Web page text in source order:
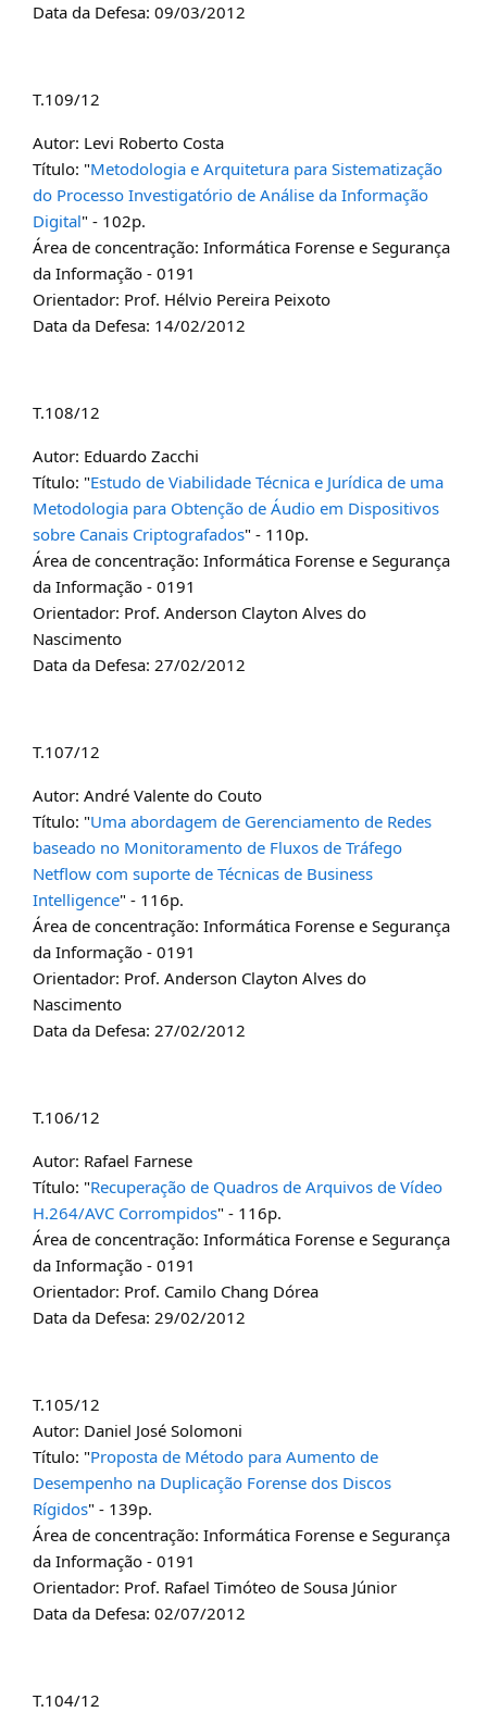
Data da Defesa: 09/03/2012
T.109/12
Autor: Levi Roberto Costa
Título: "Metodologia e Arquitetura para Sistematização
do Processo Investigatório de Análise da Informação
Digital" - 102p.
Área de concentração: Informática Forense e Segurança
da Informação - 0191
Orientador: Prof. Hélvio Pereira Peixoto
Data da Defesa: 14/02/2012
T.108/12
Autor: Eduardo Zacchi
Título: "Estudo de Viabilidade Técnica e Jurídica de uma
Metodologia para Obtenção de Áudio em Dispositivos
sobre Canais Criptografados" - 110p.
Área de concentração: Informática Forense e Segurança
da Informação - 0191
Orientador: Prof. Anderson Clayton Alves do
Nascimento
Data da Defesa: 27/02/2012
T.107/12
Autor: André Valente do Couto
Título: "Uma abordagem de Gerenciamento de Redes
baseado no Monitoramento de Fluxos de Tráfego
Netflow com suporte de Técnicas de Business
Intelligence" - 116p.
Área de concentração: Informática Forense e Segurança
da Informação - 0191
Orientador: Prof. Anderson Clayton Alves do
Nascimento
Data da Defesa: 27/02/2012
T.106/12
Autor: Rafael Farnese
Título: "Recuperação de Quadros de Arquivos de Vídeo
H.264/AVC Corrompidos" - 116p.
Área de concentração: Informática Forense e Segurança
da Informação - 0191
Orientador: Prof. Camilo Chang Dórea
Data da Defesa: 29/02/2012
T.105/12
Autor: Daniel José Solomoni
Título: "Proposta de Método para Aumento de
Desempenho na Duplicação Forense dos Discos
Rígidos" - 139p.
Área de concentração: Informática Forense e Segurança
da Informação - 0191
Orientador: Prof. Rafael Timóteo de Sousa Júnior
Data da Defesa: 02/07/2012
T.104/12